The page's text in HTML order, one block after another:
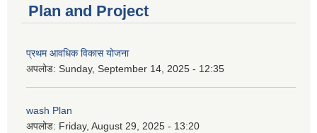
Plan and Project
प्रथम आवधिक विकास योजना
अपलोड: Sunday, September 14, 2025 - 12:35
wash Plan
अपलोड: Friday, August 29, 2025 - 13:20